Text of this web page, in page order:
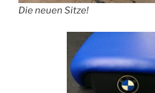
Die neuen Sitze!